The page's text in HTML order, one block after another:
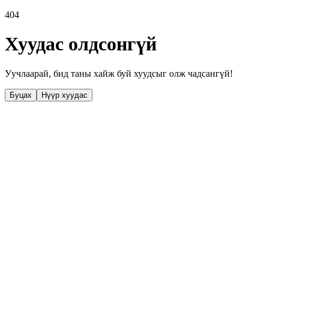
404
Хуудас олдсонгүй
Уучлаарай, бид таны хайж буй хуудсыг олж чадсангүй!
Буцах Нүүр хуудас